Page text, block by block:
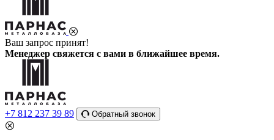
Ваш запрос принят!
Менеджер свяжется с вами в ближайшее время.
+7 812 237 39 89 Обратный звонок